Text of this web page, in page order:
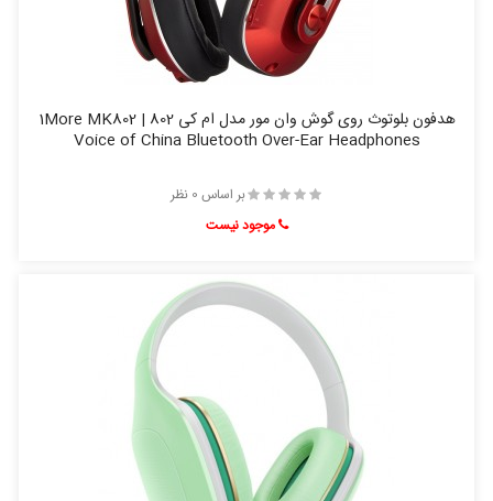
هدفون بلوتوث روی گوش وان مور مدل ام کی 802 | 1More MK802
Voice of China Bluetooth Over-Ear Headphones
بر اساس 0 نظر
موجود نیست